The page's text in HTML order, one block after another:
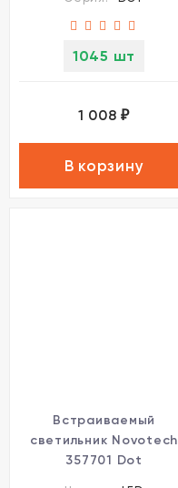
1045 шт
1 008₽
В корзину
Встраиваемый
светильник Novotech
357701 Dot